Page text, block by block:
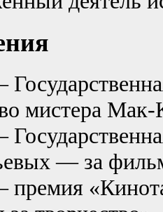
мистера
— за
премия